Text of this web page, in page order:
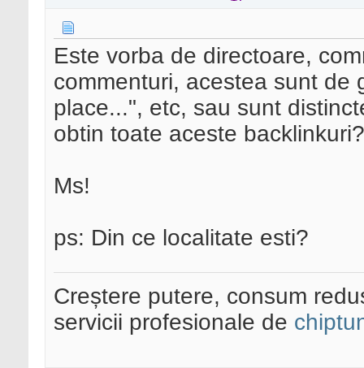
Este vorba de directoare,
commenturi, acestea sunt de
place...", etc, sau sunt
obtin toate aceste backlinkuri?
Ms!
ps: Din ce localitate esti?
Creștere putere, consum
servicii profesionale de